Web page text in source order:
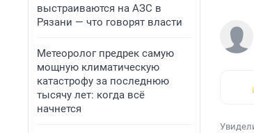
выстраиваются на АЗС в
Рязани — что говорят власти
Метеоролог предрек самую
мощную климатическую
катастрофу за последнюю
тысячу лет: когда всё
начнется